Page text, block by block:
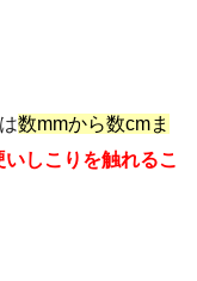
数mmから数cmま
しこりを触れるこ